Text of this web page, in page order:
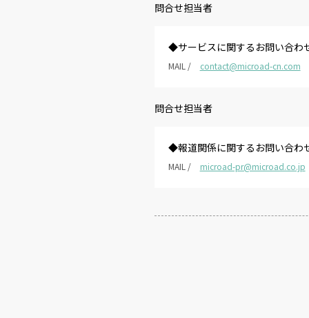
問合せ担当者
◆サービスに関するお問い合わ
MAIL / contact@microad-cn.com
問合せ担当者
◆報道関係に関するお問い合わ
MAIL / microad-pr@microad.co.jp